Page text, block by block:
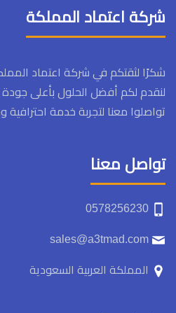
شركة اعتماد المملكة
شكرًا لثقتكم في شركة اعتماد
لنقدم لكم أفضل الحلول بأعلى
تواصلوا معنا لتجربة خدمة احترافية
تواصل معنا
المملكة العربية السعودية